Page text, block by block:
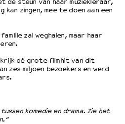
– VNPF
zingen, mee te doen aan een
zal weghalen, maar haar
dé grote filmhit van dit
zes miljoen bezoekers en werd
komedie en drama. Zie het